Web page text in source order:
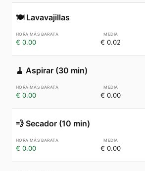
🍽️ Lavavajillas
€ 0.00 € 0.02
🧹 Aspirar (30 min)
€ 0.00 € 0.00
💨 Secador (10 min)
€ 0.00 € 0.00